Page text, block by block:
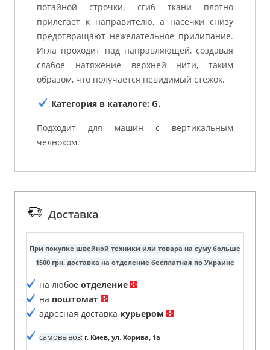
потайной строчки, сгиб ткани плотно
прилегает к направителю, а насечки снизу
предотвращают нежелательное прилипание.
Игла проходит над направляющей, создавая
слабое натяжение верхней нити, таким
образом, что получается невидимый стежок.
Категория в каталоге: G.
Подходит для машин с вертикальным
челноком.
Доставка
При покупке швейной техники или товара на суму больше
1500 грн. доставка на отделение бесплатная по Украине
на любое отделение
на поштомат
адресная доставка курьером
самовывоз: г. Киев, ул. Хорива, 1а